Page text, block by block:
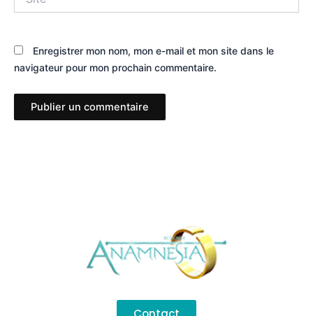
Enregistrer mon nom, mon e-mail et mon site dans le
navigateur pour mon prochain commentaire.